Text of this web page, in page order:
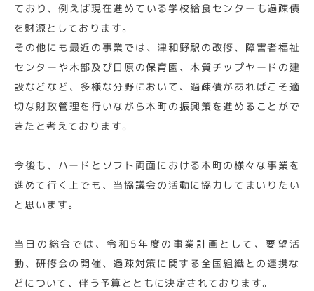
ており、例えば現在進めている学校給食センターも過疎債
を財源としております。
その他にも最近の事業では、津和野駅の改修、障害者福祉
センターや木部及び日原の保育園、木質チップヤードの建
設などなど、多様な分野において、過疎債があればこそ適
切な財政管理を行いながら本町の振興策を進めることがで
きたと考えております。
今後も、ハードとソフト両面における本町の様々な事業を
進めて行く上でも、当協議会の活動に協力してまいりたい
と思います。
当日の総会では、令和5年度の事業計画として、要望活
動、研修会の開催、過疎対策に関する全国組織との連携な
どについて、伴う予算とともに決定されております。